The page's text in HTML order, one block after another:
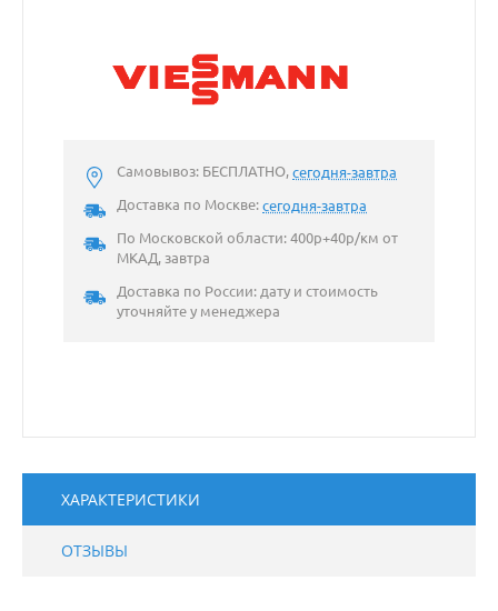
Самовывоз: БЕСПЛАТНО,сегодня-завтра
Доставка по Москве:сегодня-завтра
По Московской области: 400р+40р/км от
МКАД, завтра
Доставка по России: дату и стоимость
уточняйте у менеджера
ХАРАКТЕРИСТИКИ
ОТЗЫВЫ